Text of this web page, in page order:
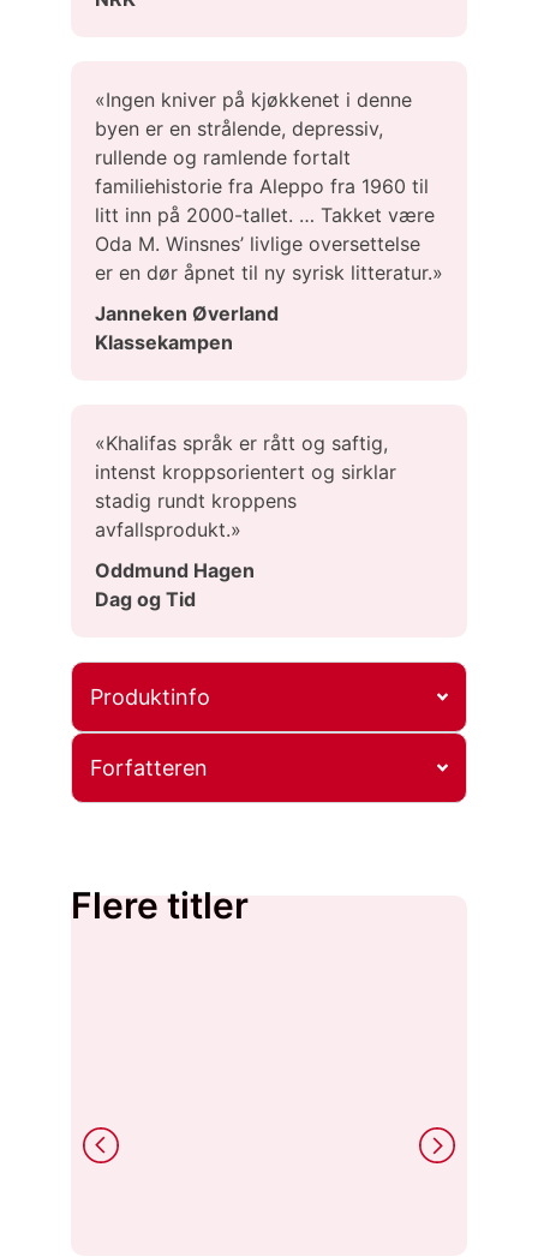
«Ingen kniver på kjøkkenet i denne
byen er en strålende, depressiv,
rullende og ramlende fortalt
familiehistorie fra Aleppo fra 1960 til
litt inn på 2000-tallet. … Takket være
Oda M. Winsnes’ livlige oversettelse
er en dør åpnet til ny syrisk litteratur.»
Janneken Øverland
Klassekampen
«Khalifas språk er rått og saftig,
intenst kroppsorientert og sirklar
stadig rundt kroppens
avfallsprodukt.»
Oddmund Hagen
Dag og Tid
Produktinfo
Forfatteren
Flere titler